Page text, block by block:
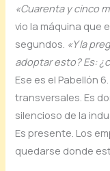
«Cuarenta y cinco
vio la máquina que
segundos. «Y la
adoptar esto? Es:
Ese es el Pabellón
transversales. Es
silencioso de la
Es presente. Los
quedarse donde